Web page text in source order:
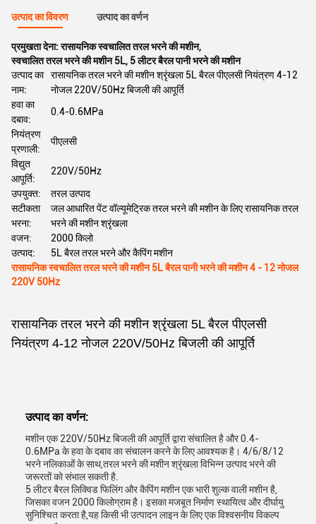
उत्पाद का विवरण उत्पाद का वर्णन
प्रमुखता देना:रासायनिक स्वचालित तरल भरने की मशीन,
स्वचालित तरल भरने की मशीन 5L, 5 लीटर बैरल पानी भरने की मशीन
उत्पाद का
नाम:
रासायनिक तरल भरने की मशीन श्रृंखला 5L बैरल पीएलसी नियंत्रण 4-12
नोजल 220V/50Hz बिजली की आपूर्ति
हवा का
दबाव:
0.4-0.6MPa
नियंत्रण
प्रणाली:
पीएलसी
विद्युत
आपूर्ति:
220V/50Hz
उपयुक्त:
तरल उत्पाद
सटीकता
भरना:
जल आधारित पेंट वॉल्यूमेट्रिक तरल भरने की मशीन के लिए रासायनिक तरल
भरने की मशीन श्रृंखला
वजन:
2000 किलो
उत्पाद:
5L बैरल तरल भरने और कैपिंग मशीन
रासायनिक स्वचालित तरल भरने की मशीन 5L बैरल पानी भरने की मशीन 4 - 12 नोजल
220V 50Hz
रासायनिक तरल भरने की मशीन श्रृंखला 5L बैरल पीएलसी
नियंत्रण 4-12 नोजल 220V/50Hz बिजली की आपूर्ति
उत्पाद का वर्णन:
मशीन एक 220V/50Hz बिजली की आपूर्ति द्वारा संचालित है और 0.4-
0.6MPa के हवा के दबाव का संचालन करने के लिए आवश्यक है। 4/6/8/12
भरने नलिकाओं के साथ,तरल भरने की मशीन श्रृंखला विभिन्न उत्पाद भरने की
जरूरतों को संभाल सकती है.
5 लीटर बैरल लिक्विड फिलिंग और कैपिंग मशीन एक भारी शुल्क वाली मशीन है,
जिसका वजन 2000 किलोग्राम है। इसका मजबूत निर्माण स्थायित्व और दीर्घायु
सुनिश्चित करता है,यह किसी भी उत्पादन लाइन के लिए एक विश्वसनीय विकल्प